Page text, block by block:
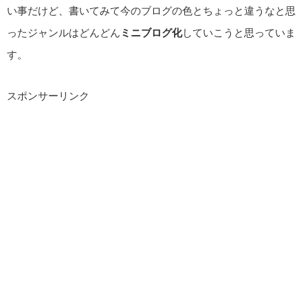
い事だけど、書いてみて今のブログの色とちょっと違うなと思
ったジャンルはどんどん ミニブログ化していこうと思っていま
す。
スポンサーリンク